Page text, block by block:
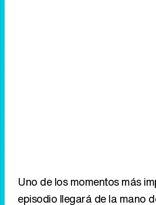
Uno de los momentos más
episodio llegará de la mano